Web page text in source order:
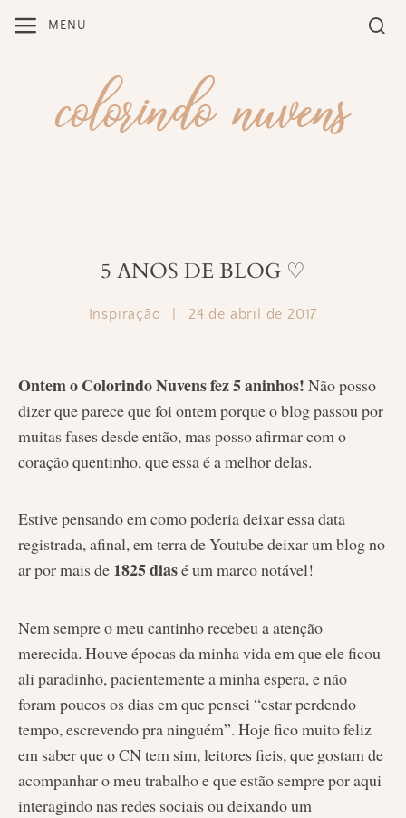
MENU
5 ANOS DE BLOG ♡
Inspiração 24 de abril de 2017
Ontem o Colorindo Nuvens fez 5 aninhos! Não posso
dizer que parece que foi ontem porque o blog passou por
muitas fases desde então, mas posso afirmar com o
coração quentinho, que essa é a melhor delas.
Estive pensando em como poderia deixar essa data
registrada, afinal, em terra de Youtube deixar um blog no
ar por mais de 1825 diasé um marco notável!
Nem sempre o meu cantinho recebeu a atenção
merecida. Houve épocas da minha vida em que ele ficou
ali paradinho, pacientemente a minha espera, e não
foram poucos os dias em que pensei “estar perdendo
tempo, escrevendo pra ninguém”. Hoje fico muito feliz
em saber que o CN tem sim, leitores fieis, que gostam de
acompanhar o meu trabalho e que estão sempre por aqui
interagindo nas redes sociais ou deixando um